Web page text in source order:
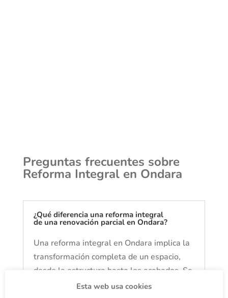
Preguntas frecuentes sobre
Reforma Integral en Ondara
¿Qué diferencia una reforma integral
de una renovación parcial en Ondara?
Una reforma integral en Ondara implica la
transformación completa de un espacio,
desde la estructura hasta los acabados. Se
reconfiguran espacios, se actualizan
Esta web usa cookies